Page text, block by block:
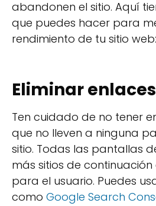
abandonen el sitio. Aquí
que puedes hacer para
rendimiento de tu sitio web:
Eliminar
Ten cuidado de no tener
que no lleven a ninguna
sitio. Todas las pantallas
más sitios de
para el usuario. Puedes
como Google Search